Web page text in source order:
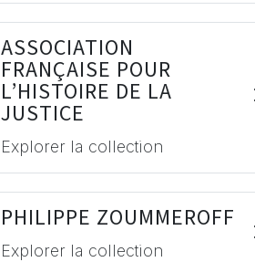
ASSOCIATION
FRANÇAISE POUR
L’HISTOIRE DE LA
JUSTICE
Explorer la collection
PHILIPPE ZOUMMEROFF
Explorer la collection